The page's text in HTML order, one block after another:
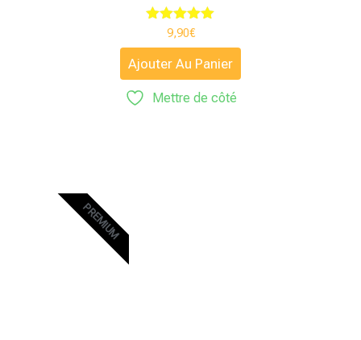
Note
5.00
sur 5
9,90€
Ajouter Au Panier
Mettre de côté
PREMIUM